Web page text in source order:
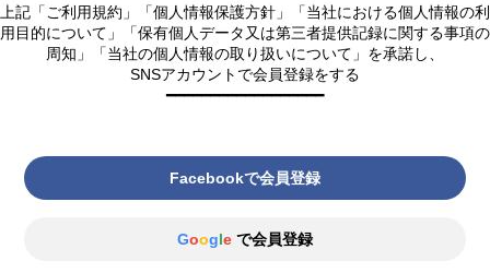
（5）他のユーザーに関する個人情報等を収集または蓄積する行為。
（6）他のユーザーに成り済ます行為。
（7）当社のサービスに関連して、反社会的勢力に対して直接または間接に利
益を供与する行為。
誘引または助長する表現、その他反社会的な内容を含み他人に不快感を与
える表現を、投稿または送信する行為。
（10）営業、宣伝、広告、勧誘、その他営利を目的とする行為（当社の認め
のない異性との出会いや交際を目的とする行為、他の利用者に対する嫌が
・採用応募者に関する個人情報：採用審査のため
■保有個人データ又は第三者提供記録に関する苦情及び請求（開示/訂正等）の申し
「個人情報保護に関するお問い合わせ先」までご相談ください。手続きをご案内
当社では、個人データの取扱いについて、以下の安全管理措置を講じる手順を策
定し、個人情報保護マネジメントシステムを運用しています。
組織的安全管理措置
個人データを定期的な見直しとリスクアセスメントを実施し、適切な個人データ
4. 個人情報の提供
当社は、今回取得する個人情報につきまして、法令の定めなどにより第三者に提
供する場合がありますが、あらかじめ同意をいただくことなく第三者に提供する
ことはありません。
5. 個人情報の取り扱いを委託することについて
6. 個人情報に関する本人の権利（利用目的の通知・開示・訂正・追加・削除・利
用又は提供の拒否等）
びJIS規格の定めるところに従って、適切に対応いたします。開示等のお取り扱い
に関しては、当社WEBサイトをご覧になるか、下記窓口にお問い合わせ下さい。
上記「ご利用規約」「個人情報保護方針」「当社における個人情報の利
用目的について」「保有個人データ又は第三者提供記録に関する事項の
周知」「当社の個人情報の取り扱いについて」を承諾し、
SNSアカウントで会員登録をする
━━━━━━━━━━━━━━━━━━
Facebookで会員登録
Google で会員登録